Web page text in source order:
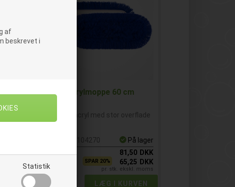
af
beskrevet i
Statistik
DKK
Acrylmoppe 60 cm
Mop af acryl med stor overflade
E104270
På lager
81,50 DKK
10
SPAR 20% 65,25 DKK
pr. stk. ekskl. moms